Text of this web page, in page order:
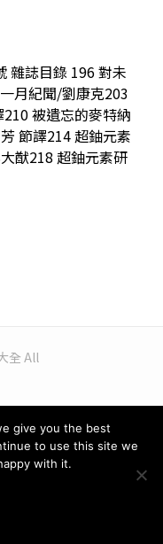
雜誌目錄 196 對未
月紀聞/劉康克203
被遺忘的麥特納
節譯214 超鈾元素
猷218 超鈾元素研
全 All
give you the best
to use this site we
with it.